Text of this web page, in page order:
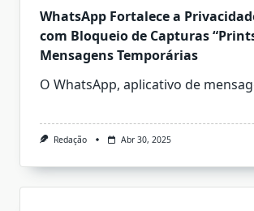
WhatsApp Fortalece a
com Bloqueio de Capturas
Mensagens Temporárias
O WhatsApp, aplicativo de
Redação Abr 30, 2025